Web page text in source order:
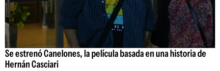
Se estrenó Canelones, la película basada en una historia de
Hernán Casciari